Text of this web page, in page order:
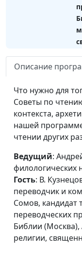
Культура
чтения Библии
Важность
чтения Библии
для
современного
человека
Есть ли
противоречия
Описание
Что нужно для
Советы по
контекста,
нашей
чтении других
Ведущий:
филологических
Гость: В.
переводчик и
Сомов, кандидат
переводческих
Библии (Москва),
религии,